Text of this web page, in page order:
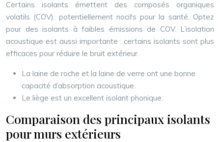
Certains isolants émettent des composés organiques
volatils (COV), potentiellement nocifs pour la santé. Optez
pour des isolants à faibles émissions de COV. L’isolation
acoustique est aussi importante : certains isolants sont plus
efficaces pour réduire le bruit extérieur.
La laine de roche et la laine de verre ont une bonne
capacité d’absorption acoustique.
Le liège est un excellent isolant phonique.
Comparaison des principaux isolants
pour murs extérieurs